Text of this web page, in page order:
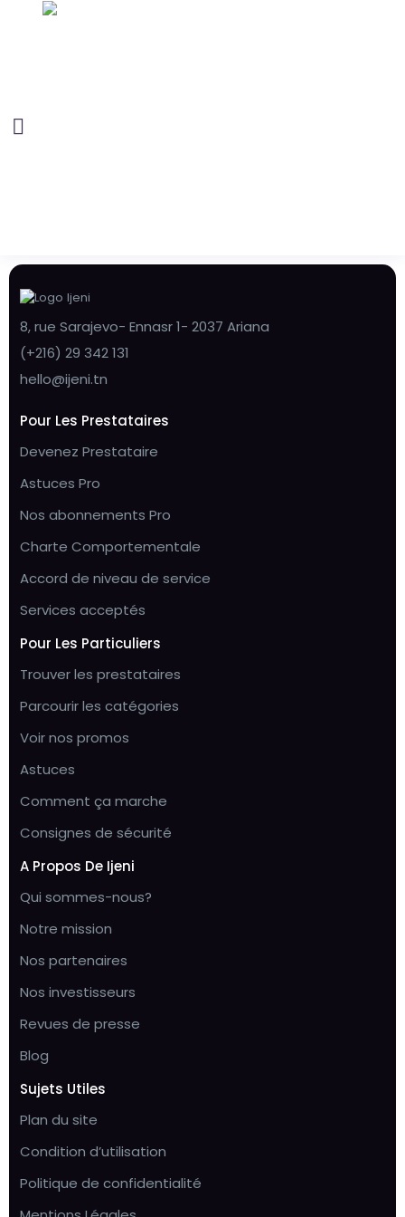
8, rue Sarajevo- Ennasr 1- 2037 Ariana
(+216) 29 342 131
hello@ijeni.tn
Pour Les Prestataires
Devenez Prestataire
Astuces Pro
Nos abonnements Pro
Charte Comportementale
Accord de niveau de service
Services acceptés
Pour Les Particuliers
Trouver les prestataires
Parcourir les catégories
Voir nos promos
Astuces
Comment ça marche
Consignes de sécurité
A Propos De Ijeni
Qui sommes-nous?
Notre mission
Nos partenaires
Nos investisseurs
Revues de presse
Blog
Sujets Utiles
Plan du site
Condition d’utilisation
Politique de confidentialité